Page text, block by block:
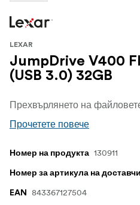
LEXAR
JumpDrive V400
(USB 3.0) 32GB
Прочетете повече
Номер на продукта 130911
Номер за артикула на
EAN 843367127504